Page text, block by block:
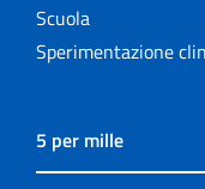
Scuola
Sperimentazione
5 per mille